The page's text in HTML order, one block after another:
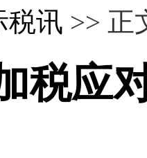
税讯 >> 正
税应